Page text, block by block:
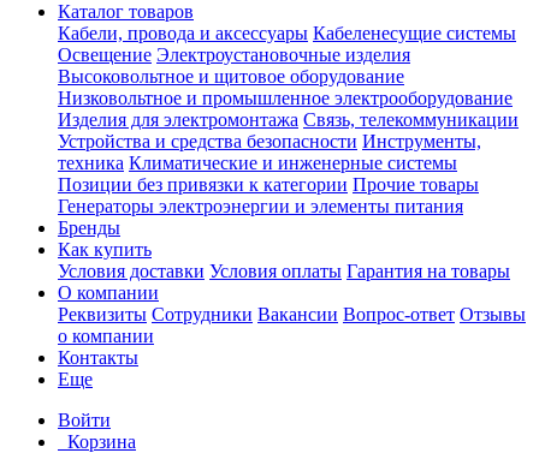
Каталог товаров
Кабели, провода и аксессуары Кабеленесущие системы
Освещение Электроустановочные изделия
Высоковольтное и щитовое оборудование
Низковольтное и промышленное электрооборудование
Изделия для электромонтажа Связь, телекоммуникации
Устройства и средства безопасности Инструменты,
техника Климатические и инженерные системы
Позиции без привязки к категории Прочие товары
Генераторы электроэнергии и элементы питания
Бренды
Как купить
Условия доставки Условия оплаты Гарантия на товары
О компании
Реквизиты Сотрудники Вакансии Вопрос-ответ Отзывы
о компании
Контакты
Еще
Войти
Корзина